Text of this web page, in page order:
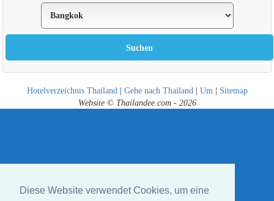
Diese Website verwendet Cookies, um eine
Hotelverzeichnis Thailand | Gehe nach Thailand | Um | Sitemap
Website © Thailandee.com - 2026